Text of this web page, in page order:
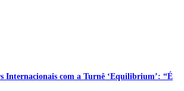
Internacionais com a Turnê ‘Equilibrium’: “É